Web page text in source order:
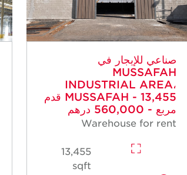
صناعي للإيجار في
MUSSAFAH
INDUSTRIAL AREA،
MUSSAFAH - 13,455 قدم
مربع - 560,000 درهم
Warehouse for rent
13,455
sqft